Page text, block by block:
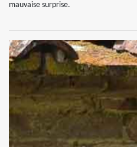
mauvaise surprise.